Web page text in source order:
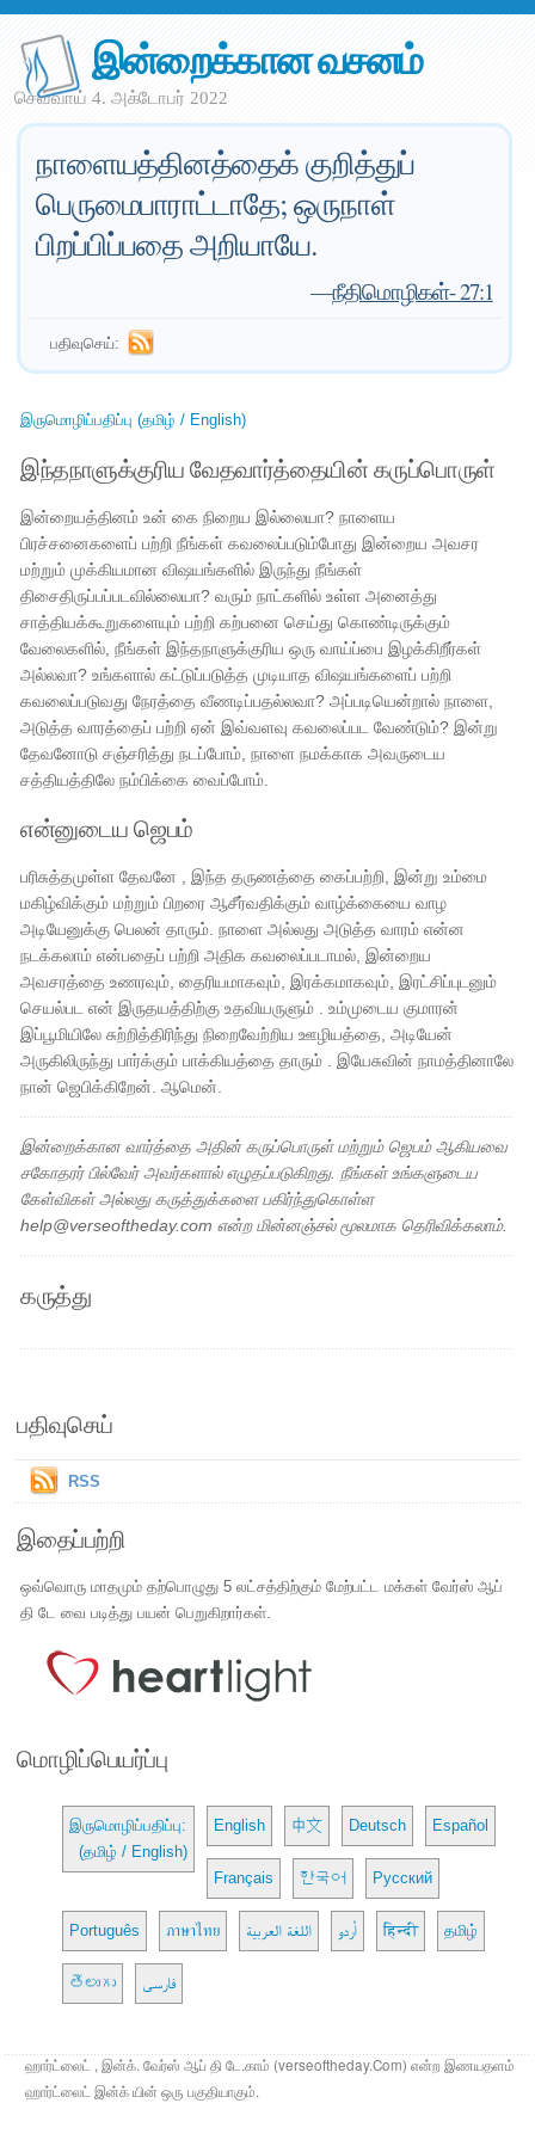
இன்றைக்கான வசனம்
செவ்வாய் 4. அக்டோபர் 2022
நாளையத்தினத்தைக் குறித்துப்
பெருமைபாராட்டாதே; ஒருநாள்
பிறப்பிப்பதை அறியாயே.
—நீதிமொழிகள்- 27:1
பதிவுசெய்:
இருமொழிப்பதிப்பு (தமிழ் / English)
இந்தநாளுக்குரிய வேதவார்த்தையின் கருப்பொருள்
இன்றையத்தினம் உன் கை நிறைய இல்லையா? நாளைய
பிரச்சனைகளைப் பற்றி நீங்கள் கவலைப்படும்போது இன்றைய அவசர
மற்றும் முக்கியமான விஷயங்களில் இருந்து நீங்கள்
திசைதிருப்பப்படவில்லையா? வரும் நாட்களில் உள்ள அனைத்து
சாத்தியக்கூறுகளையும் பற்றி கற்பனை செய்து கொண்டிருக்கும்
வேலைகளில், ​​நீங்கள் இந்தநாளுக்குரிய ஒரு வாய்ப்பை இழக்கிறீர்கள்
அல்லவா? உங்களால் கட்டுப்படுத்த முடியாத விஷயங்களைப் பற்றி
கவலைப்படுவது நேரத்தை வீணடிப்பதல்லவா? அப்படியென்றால் நாளை,
அடுத்த வாரத்தைப் பற்றி ஏன் இவ்வளவு கவலைப்பட வேண்டும்? இன்று
தேவனோடு சஞ்சரித்து நடப்போம், நாளை நமக்காக அவருடைய
சத்தியத்திலே நம்பிக்கை வைப்போம்.
என்னுடைய ஜெபம்
பரிசுத்தமுள்ள தேவனே , இந்த தருணத்தை கைப்பற்றி, இன்று உம்மை
மகிழ்விக்கும் மற்றும் பிறரை ஆசீர்வதிக்கும் வாழ்க்கையை வாழ
அடியேனுக்கு பெலன் தாரும். நாளை அல்லது அடுத்த வாரம் என்ன
நடக்கலாம் என்பதைப் பற்றி அதிக கவலைப்படாமல், இன்றைய
அவசரத்தை உணரவும், தைரியமாகவும், இரக்கமாகவும், இரட்சிப்புடனும்
செயல்பட என் இருதயத்திற்கு உதவியருளும் . உம்முடைய குமாரன்
இப்பூமியிலே சுற்றித்திரிந்து நிறைவேற்றிய ஊழியத்தை, அடியேன்
அருகிலிருந்து பார்க்கும் பாக்கியத்தை தாரும் . இயேசுவின் நாமத்தினாலே
நான் ஜெபிக்கிறேன். ஆமென்.
இன்றைக்கான வார்த்தை அதின் கருப்பொருள் மற்றும் ஜெபம் ஆகியவை
சகோதரர் பில்வேர் அவர்களால் எழுதப்படுகிறது. நீங்கள் உங்களுடைய
கேள்விகள் அல்லது கருத்துக்களை பகிர்ந்துகொள்ள
help@verseoftheday.com என்ற மின்னஞ்சல் மூலமாக தெரிவிக்கலாம்.
கருத்து
பதிவுசெய்
RSS
இதைப்பற்றி
ஒவ்வொரு மாதமும் தற்பொழுது 5 லட்சத்திற்கும் மேற்பட்ட மக்கள் வேர்ஸ் ஆப்
தி டே வை படித்து பயன் பெறுகிறார்கள்.
மொழிப்பெயர்ப்பு
இருமொழிப்பதிப்பு:
(தமிழ் / English)
English 中文 Deutsch Español
Français 한국어 Русский
Português ภาษาไทย اللغة العربية اُردو हिन्दी தமிழ்
తెలుగు فارسی
ஹார்ட்லைட் , இன்க். வேர்ஸ் ஆப் தி டே.காம் (verseoftheday.Com) என்ற இணயதளம்
ஹார்ட்லைட் இன்க் யின் ஒரு பகுதியாகும்.